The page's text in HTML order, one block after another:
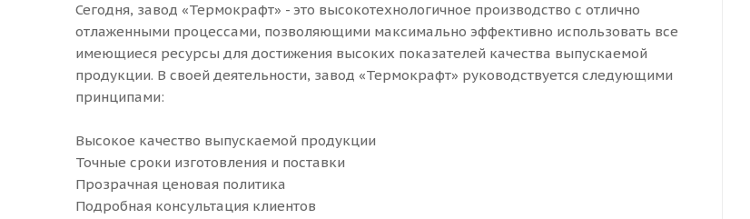
Сегодня, завод «Термокрафт» - это высокотехнологичное производство с отлично
отлаженными процессами, позволяющими максимально эффективно использовать все
имеющиеся ресурсы для достижения высоких показателей качества выпускаемой
продукции. В своей деятельности, завод «Термокрафт» руководствуется следующими
принципами:
Высокое качество выпускаемой продукции
Точные сроки изготовления и поставки
Прозрачная ценовая политика
Подробная консультация клиентов